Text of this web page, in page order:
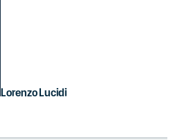
Lorenzo Lucidi